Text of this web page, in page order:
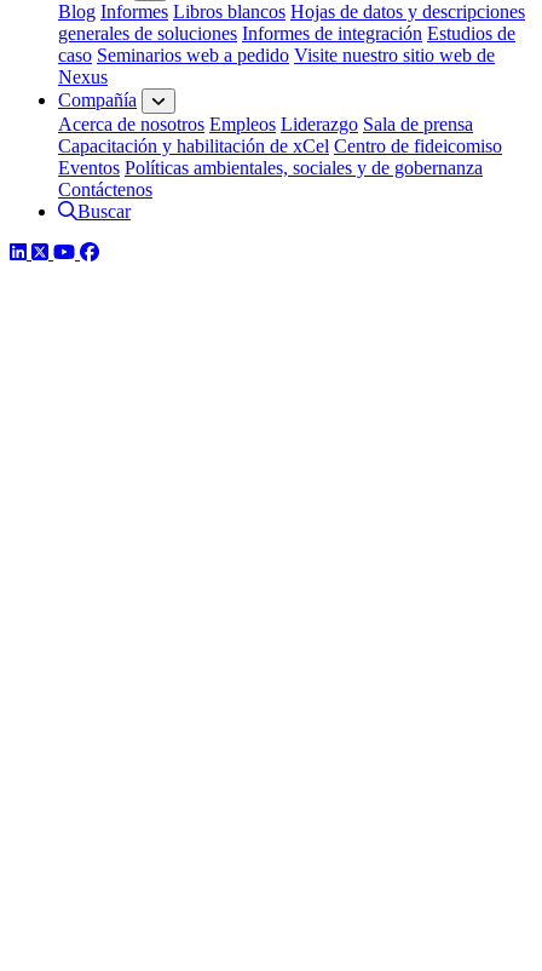
Blog Informes Libros blancos Hojas de datos y descripciones
generales de soluciones Informes de integración Estudios de
caso Seminarios web a pedido Visite nuestro sitio web de
Nexus
Compañía
Acerca de nosotros Empleos Liderazgo Sala de prensa
Capacitación y habilitación de xCel Centro de fideicomiso
Eventos Políticas ambientales, sociales y de gobernanza
Contáctenos
Buscar
LinkedIn
TwitterYouTube
Facebook